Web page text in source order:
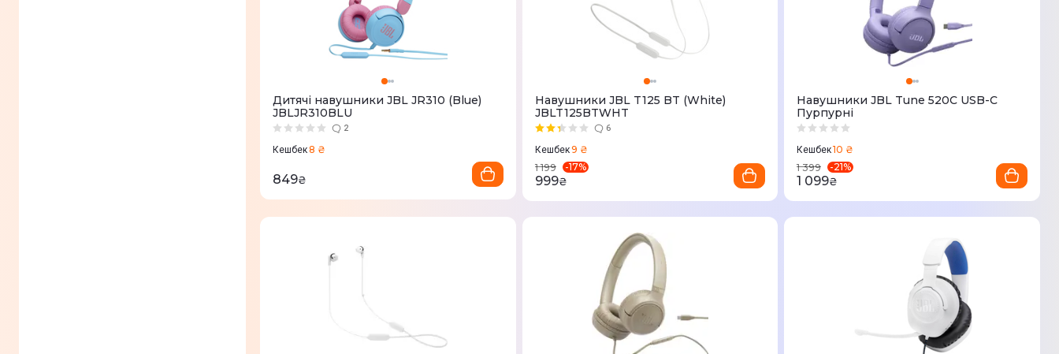
Дитячі навушники JBL JR310 (Blue)
JBLJR310BLU
2
Кешбек8 ₴
849₴
Навушники JBL T125 BT (White)
JBLT125BTWHT
6
Кешбек9 ₴
1 199
-17%
999₴
Навушники JBL Tune 520C USB-C
Пурпурні
Кешбек10 ₴
1 399
-21%
1 099₴